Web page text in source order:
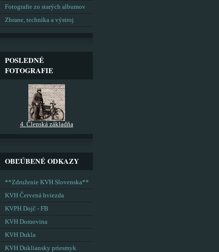
Fotografie zo starých albumov
Zbrane, technika a výstroj
POSLEDNÉ
FOTOGRAFIE
4. Členská základňa
OBĽÚBENÉ ODKAZY
**Združenie KVH Slovenska**
KVH Červená hviezda
KVPH Dojč - FB
KVH Domovina
KVH Dukla
KVH Dukliansky priesmyk